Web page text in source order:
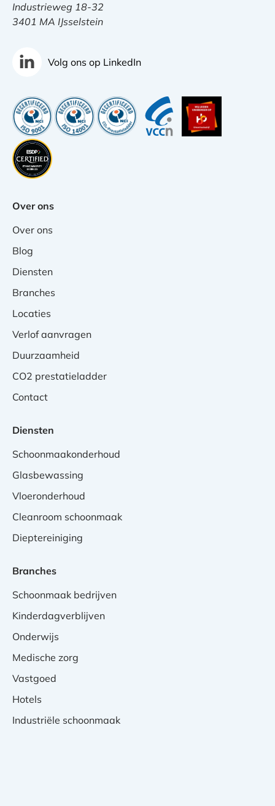
Industrieweg 18-32
3401 MA IJsselstein
Volg ons op LinkedIn
Over ons
Over ons
Blog
Diensten
Branches
Locaties
Verlof aanvragen
Duurzaamheid
CO2 prestatieladder
Contact
Diensten
Schoonmaakonderhoud
Glasbewassing
Vloeronderhoud
Cleanroom schoonmaak
Dieptereiniging
Branches
Schoonmaak bedrijven
Kinderdagverblijven
Onderwijs
Medische zorg
Vastgoed
Hotels
Industriële schoonmaak